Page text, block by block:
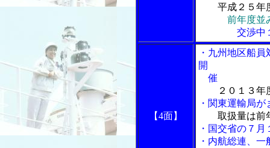
平成２５年度
前年度並
交渉中１
【4面】
・九州地区船
開
催
２０１３
・関東運輸局
取扱量は前
・国交省の７
・内航総連、